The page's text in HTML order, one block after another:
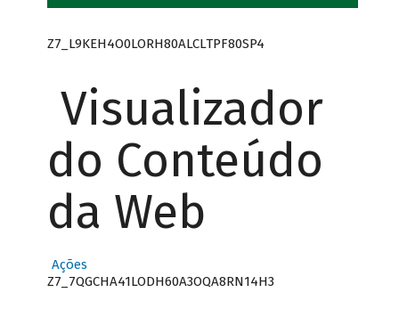
Z7_L9KEH4O0LORH80ALCLTPF80SP4
Visualizador
do Conteúdo
da Web
Ações
Z7_7QGCHA41LODH60A3OQA8RN14H3